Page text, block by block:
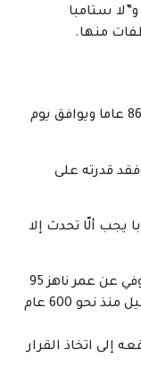
ستامبا
منها.
وقال البابا فرانشيسكو، البالغ من العمر 86 عاما ويوافق يوم
قدرته على
يجب ألّا تحدث إلا
وأصبح البابا السابق بنديكت الـ16، الذي توفي عن عمر ناهز 95
إلى اتخاذ القرار